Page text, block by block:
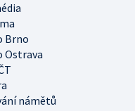
Brno
Ostrava
námětů